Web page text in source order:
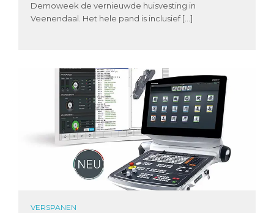
Demoweek de vernieuwde huisvesting in
Veenendaal. Het hele pand is inclusief […]
VERSPANEN